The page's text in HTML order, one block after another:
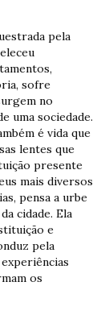
pela
sofre
no
uma sociedade.
é vida que
lentes que
presente
mais diversos
pensa a urbe
cidade. Ela
e
pela
os